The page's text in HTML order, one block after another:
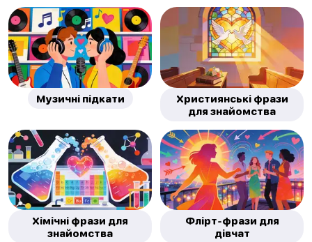
Музичні підкати
Християнські фрази
для знайомства
Хімічні фрази для
знайомства
Флірт-фрази для
дівчат